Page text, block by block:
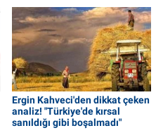
Ergin Kahveci'den dikkat çeken
analiz! "Türkiye'de kırsal
sanıldığı gibi boşalmadı"